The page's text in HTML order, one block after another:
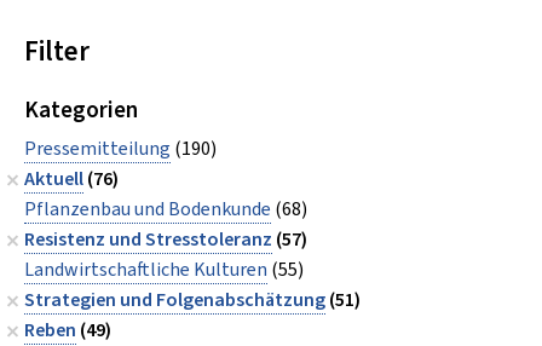
Filter
Kategorien
Pressemitteilung (190)
Aktuell(76)
Pflanzenbau und Bodenkunde (68)
Resistenz und Stresstoleranz (57)
Landwirtschaftliche Kulturen (55)
Strategien und Folgenabschätzung(51)
Reben (49)